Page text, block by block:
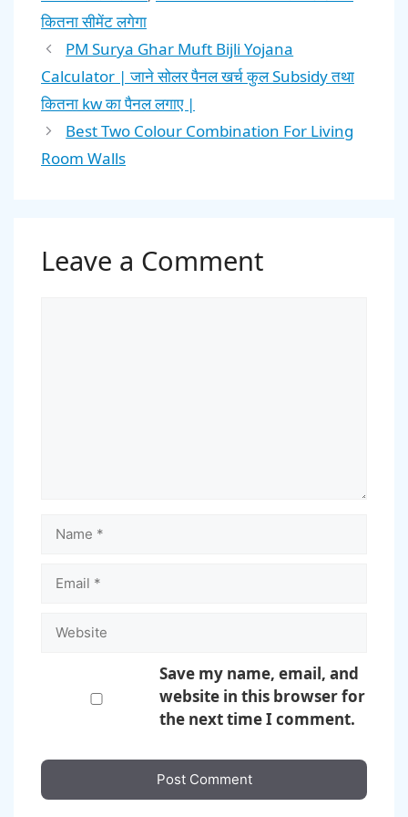
कितना सीमेंट लगेगा
PM Surya Ghar Muft Bijli Yojana
Calculator | जाने सोलर पैनल खर्च कुल Subsidy तथा
कितना kw का पैनल लगाए |
Best Two Colour Combination For Living
Room Walls
Leave a Comment
Name
Email
Website
Save my name, email, and
website in this browser for
the next time I comment.